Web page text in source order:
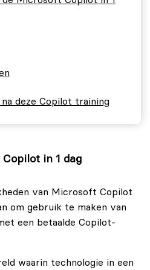
deze Copilot training
in 1 dag
van Microsoft Copilot
om gebruik te maken van
een betaalde Copilot-
waarin technologie in een